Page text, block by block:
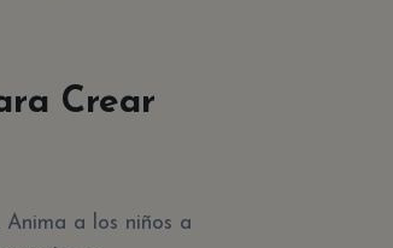
Crear
a los niños a